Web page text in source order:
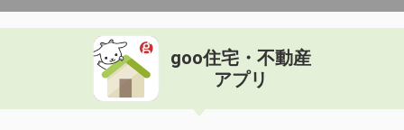
goo住宅・不動産
アプリ